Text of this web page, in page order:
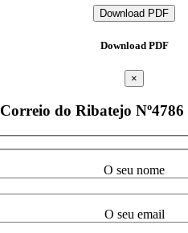
Download PDF
Download PDF
×
Correio do Ribatejo
O seu nome
O seu email